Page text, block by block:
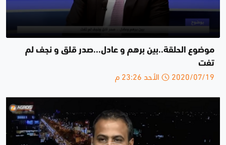
موضوع الحلقة..بين برهم و عادل...صدر قلق و نجف لم
تفت
2020/07/19 الأحد 23:26 م